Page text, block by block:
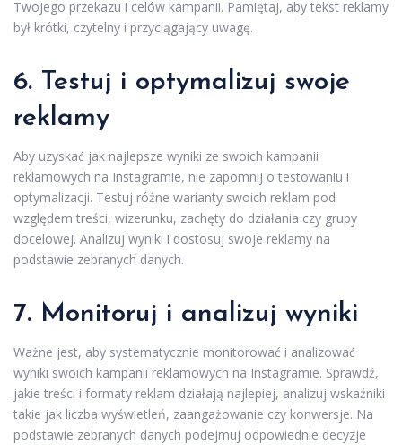
Twojego przekazu i celów kampanii. Pamiętaj, aby tekst reklamy
był krótki, czytelny i przyciągający uwagę.
6. Testuj i optymalizuj swoje
reklamy
Aby uzyskać jak najlepsze wyniki ze swoich kampanii
reklamowych na Instagramie, nie zapomnij o testowaniu i
optymalizacji. Testuj różne warianty swoich reklam pod
względem treści, wizerunku, zachęty do działania czy grupy
docelowej. Analizuj wyniki i dostosuj swoje reklamy na
podstawie zebranych danych.
7. Monitoruj i analizuj wyniki
Ważne jest, aby systematycznie monitorować i analizować
wyniki swoich kampanii reklamowych na Instagramie. Sprawdź,
jakie treści i formaty reklam działają najlepiej, analizuj wskaźniki
takie jak liczba wyświetleń, zaangażowanie czy konwersje. Na
podstawie zebranych danych podejmuj odpowiednie decyzje